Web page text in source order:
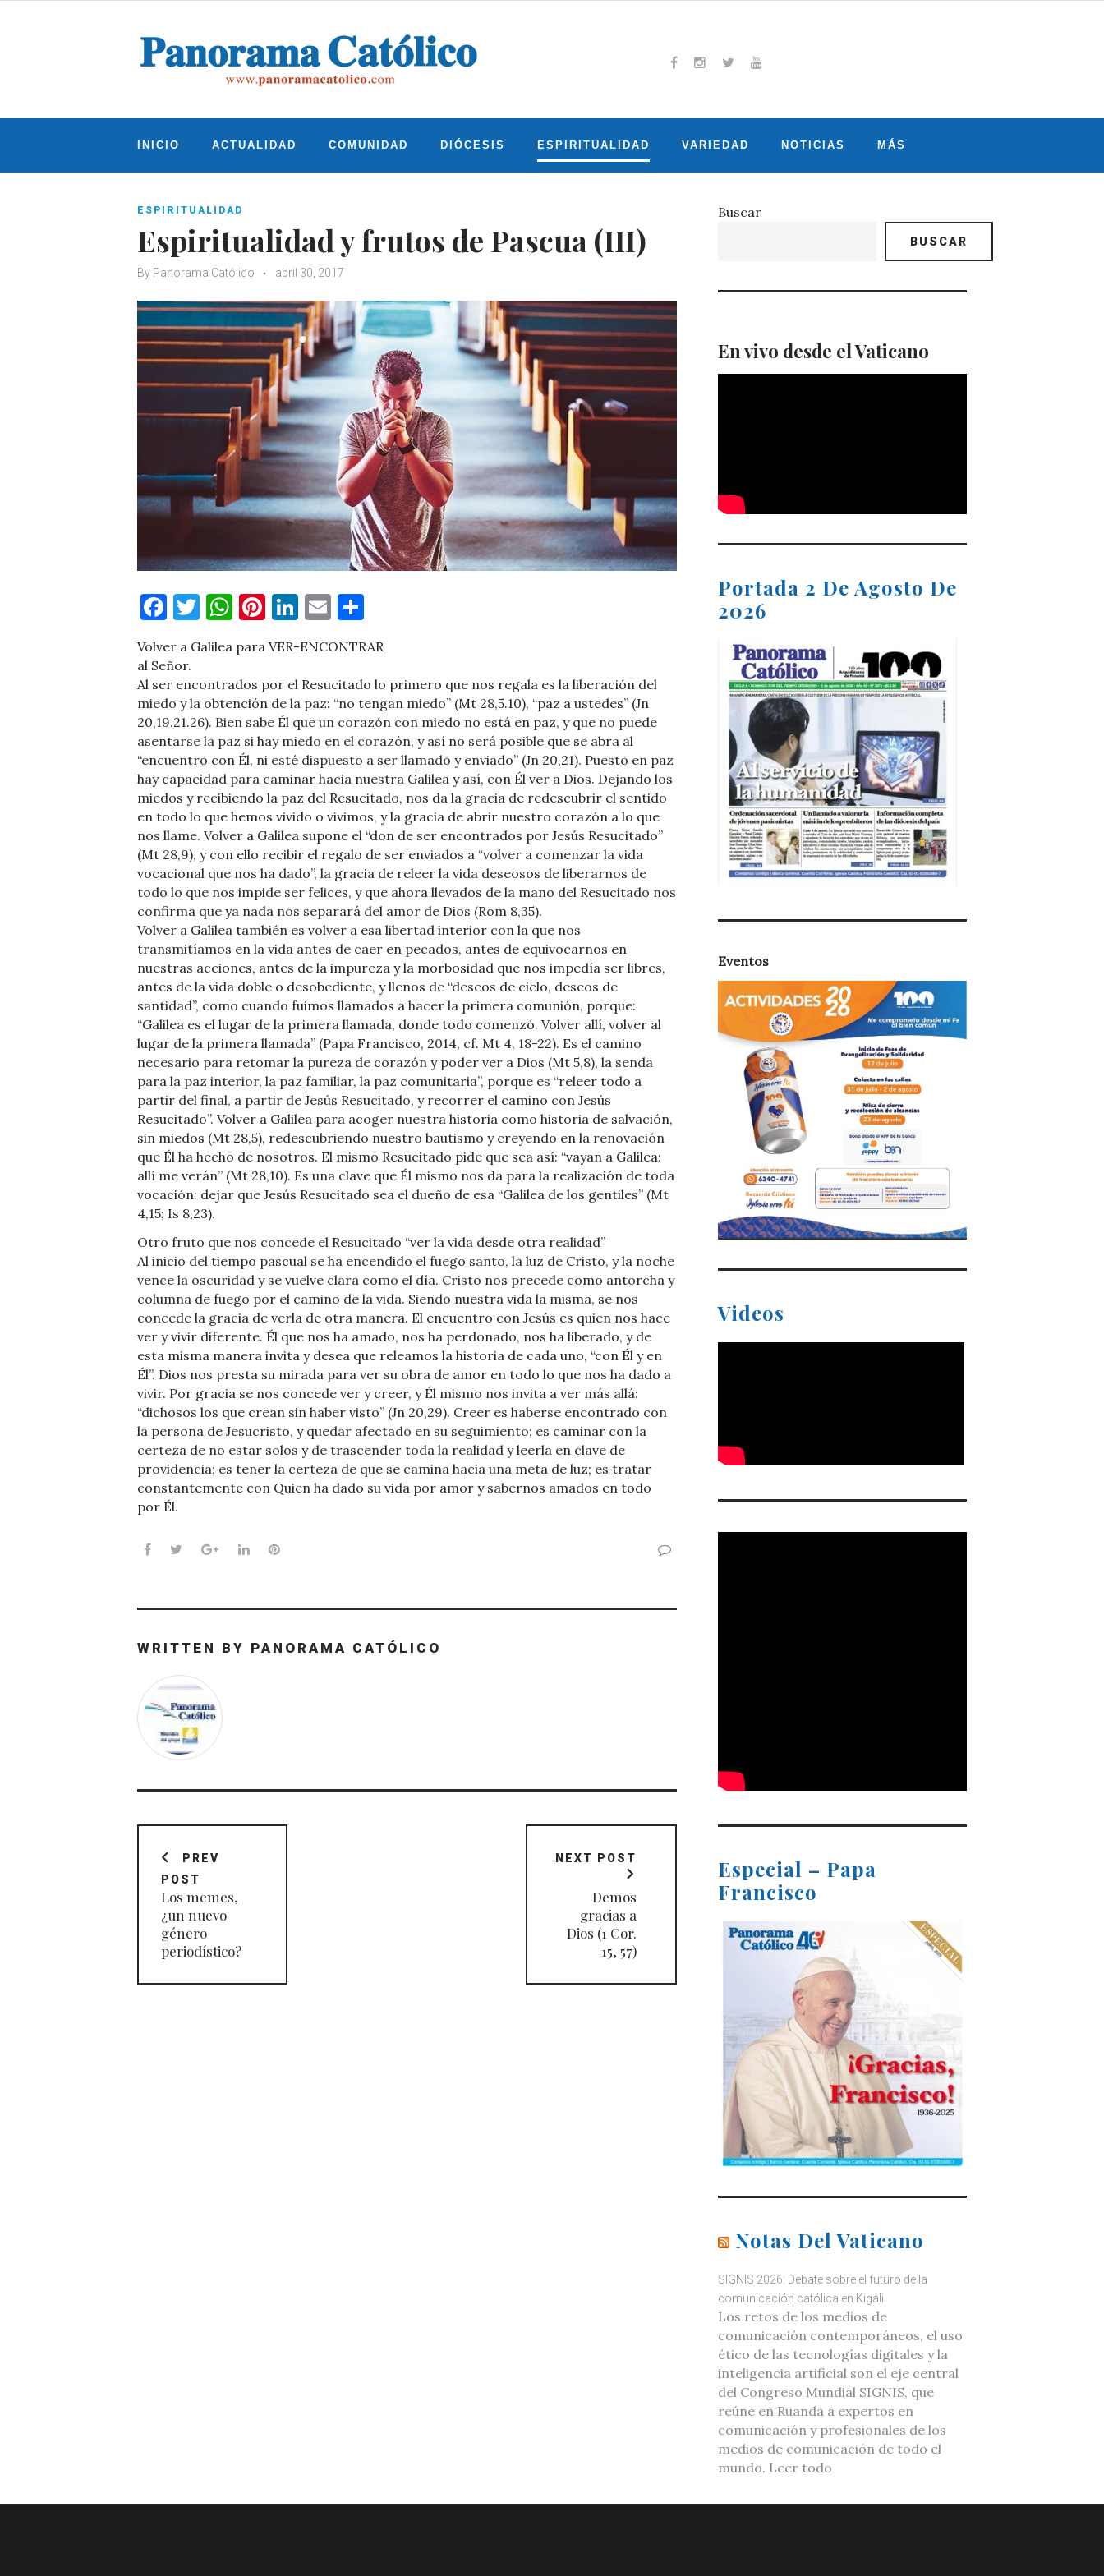
INICIO ACTUALIDAD COMUNIDAD DIÓCESIS ESPIRITUALIDAD VARIEDAD NOTICIAS MÁS
ESPIRITUALIDAD
Espiritualidad y frutos de Pascua (III)
By Panorama Católico abril 30, 2017
Facebook
Twitter
WhatsApp
Pinterest
LinkedIn
Email
Volver a Galilea para VER-ENCONTRAR
al Señor.
Al ser encontrados por el Resucitado lo primero que nos regala es la liberación del
miedo y la obtención de la paz: “no tengan miedo” (Mt 28,5.10), “paz a ustedes” (Jn
20,19.21.26). Bien sabe Él que un corazón con miedo no está en paz, y que no puede
asentarse la paz si hay miedo en el corazón, y así no será posible que se abra al
“encuentro con Él, ni esté dispuesto a ser llamado y enviado” (Jn 20,21). Puesto en paz
hay capacidad para caminar hacia nuestra Galilea y así, con Él ver a Dios. Dejando los
miedos y recibiendo la paz del Resucitado, nos da la gracia de redescubrir el sentido
en todo lo que hemos vivido o vivimos, y la gracia de abrir nuestro corazón a lo que
nos llame. Volver a Galilea supone el “don de ser encontrados por Jesús Resucitado”
(Mt 28,9), y con ello recibir el regalo de ser enviados a “volver a comenzar la vida
vocacional que nos ha dado”, la gracia de releer la vida deseosos de liberarnos de
todo lo que nos impide ser felices, y que ahora llevados de la mano del Resucitado nos
confirma que ya nada nos separará del amor de Dios (Rom 8,35).
Volver a Galilea también es volver a esa libertad interior con la que nos
transmitíamos en la vida antes de caer en pecados, antes de equivocarnos en
nuestras acciones, antes de la impureza y la morbosidad que nos impedía ser libres,
antes de la vida doble o desobediente, y llenos de “deseos de cielo, deseos de
santidad”, como cuando fuimos llamados a hacer la primera comunión, porque:
“Galilea es el lugar de la primera llamada, donde todo comenzó. Volver allí, volver al
lugar de la primera llamada” (Papa Francisco, 2014, cf. Mt 4, 18-22). Es el camino
necesario para retomar la pureza de corazón y poder ver a Dios (Mt 5,8), la senda
para la paz interior, la paz familiar, la paz comunitaria”, porque es “releer todo a
partir del final, a partir de Jesús Resucitado, y recorrer el camino con Jesús
Resucitado”. Volver a Galilea para acoger nuestra historia como historia de salvación,
sin miedos (Mt 28,5), redescubriendo nuestro bautismo y creyendo en la renovación
que Él ha hecho de nosotros. El mismo Resucitado pide que sea así: “vayan a Galilea:
allí me verán” (Mt 28,10). Es una clave que Él mismo nos da para la realización de toda
vocación: dejar que Jesús Resucitado sea el dueño de esa “Galilea de los gentiles” (Mt
4,15; Is 8,23).
Otro fruto que nos concede el Resucitado “ver la vida desde otra realidad”
Al inicio del tiempo pascual se ha encendido el fuego santo, la luz de Cristo, y la noche
vence la oscuridad y se vuelve clara como el día. Cristo nos precede como antorcha y
columna de fuego por el camino de la vida. Siendo nuestra vida la misma, se nos
concede la gracia de verla de otra manera. El encuentro con Jesús es quien nos hace
ver y vivir diferente. Él que nos ha amado, nos ha perdonado, nos ha liberado, y de
esta misma manera invita y desea que releamos la historia de cada uno, “con Él y en
Él”. Dios nos presta su mirada para ver su obra de amor en todo lo que nos ha dado a
vivir. Por gracia se nos concede ver y creer, y Él mismo nos invita a ver más allá:
“dichosos los que crean sin haber visto” (Jn 20,29). Creer es haberse encontrado con
la persona de Jesucristo, y quedar afectado en su seguimiento; es caminar con la
certeza de no estar solos y de trascender toda la realidad y leerla en clave de
providencia; es tener la certeza de que se camina hacia una meta de luz; es tratar
constantemente con Quien ha dado su vida por amor y sabernos amados en todo
por Él.
Facebook
TwitterGoogle+LinkedInPinterest
WRITTEN BY PANORAMA CATÓLICO
de
entradas
PREV
POST
Los memes,
¿un nuevo
género
periodístico?
NEXT POST
Demos
gracias a
Dios (1 Cor.
15, 57)
Buscar
BUSCAR
En vivo desde el Vaticano
Portada 2 De Agosto De
2026
Eventos
Videos
Especial – Papa
Francisco
Notas Del Vaticano
SIGNIS 2026: Debate sobre el futuro de la
comunicación católica en Kigali
Los retos de los medios de
comunicación contemporáneos, el uso
ético de las tecnologías digitales y la
inteligencia artificial son el eje central
del Congreso Mundial SIGNIS, que
reúne en Ruanda a expertos en
comunicación y profesionales de los
medios de comunicación de todo el
mundo. Leer todo